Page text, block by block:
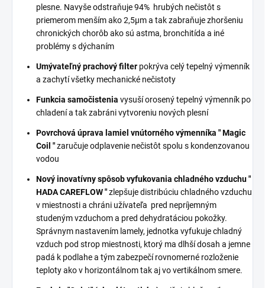
plesne. Navyše odstraňuje 94% hrubých nečistôt s
priemerom menším ako 2,5µm a tak zabraňuje zhoršeniu
chronických chorôb ako sú astma, bronchitída a iné
problémy s dýchaním
Umývateľný prachový filter pokrýva celý tepelný výmenník
a zachytí všetky mechanické nečistoty
Funkcia samočistenia vysuší orosený tepelný výmenník po
chladení a tak zabráni vytvoreniu nových plesní
Povrchová úprava lamiel vnútorného výmenníka " Magic
Coil "zaručuje odplavenie nečistôt spolu s kondenzovanou
vodou
Nový inovatívny spôsob vyfukovania chladného vzduchu "
HADA CAREFLOW "zlepšuje distribúciu chladného vzduchu
v miestnosti a chráni užívateľa pred nepríjemným
studeným vzduchom a pred dehydratáciou pokožky.
Správnym nastavením lamely, jednotka vyfukuje chladný
vzduch pod strop miestnosti, ktorý ma dlhší dosah a jemne
padá k podlahe a tým zabezpečí rovnomerné rozloženie
teploty ako v horizontálnom tak aj vo vertikálnom smere.